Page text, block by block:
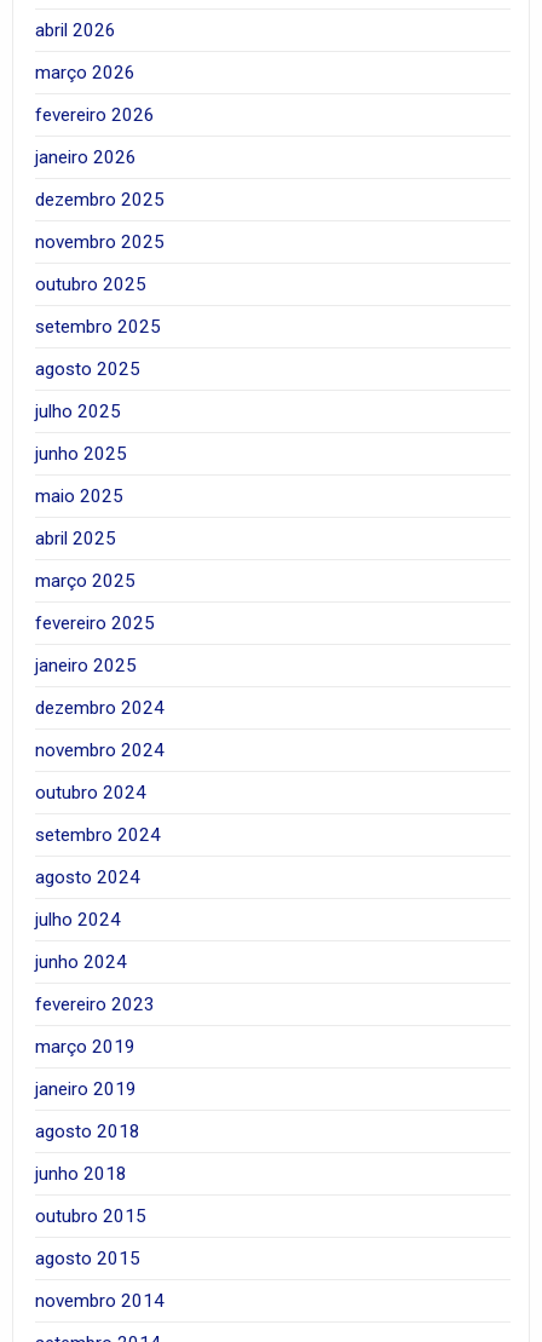
abril 2026
março 2026
fevereiro 2026
janeiro 2026
dezembro 2025
novembro 2025
outubro 2025
setembro 2025
agosto 2025
julho 2025
junho 2025
maio 2025
abril 2025
março 2025
fevereiro 2025
janeiro 2025
dezembro 2024
novembro 2024
outubro 2024
setembro 2024
agosto 2024
julho 2024
junho 2024
fevereiro 2023
março 2019
janeiro 2019
agosto 2018
junho 2018
outubro 2015
agosto 2015
novembro 2014